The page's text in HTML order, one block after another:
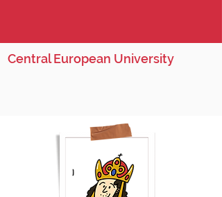
Central European University